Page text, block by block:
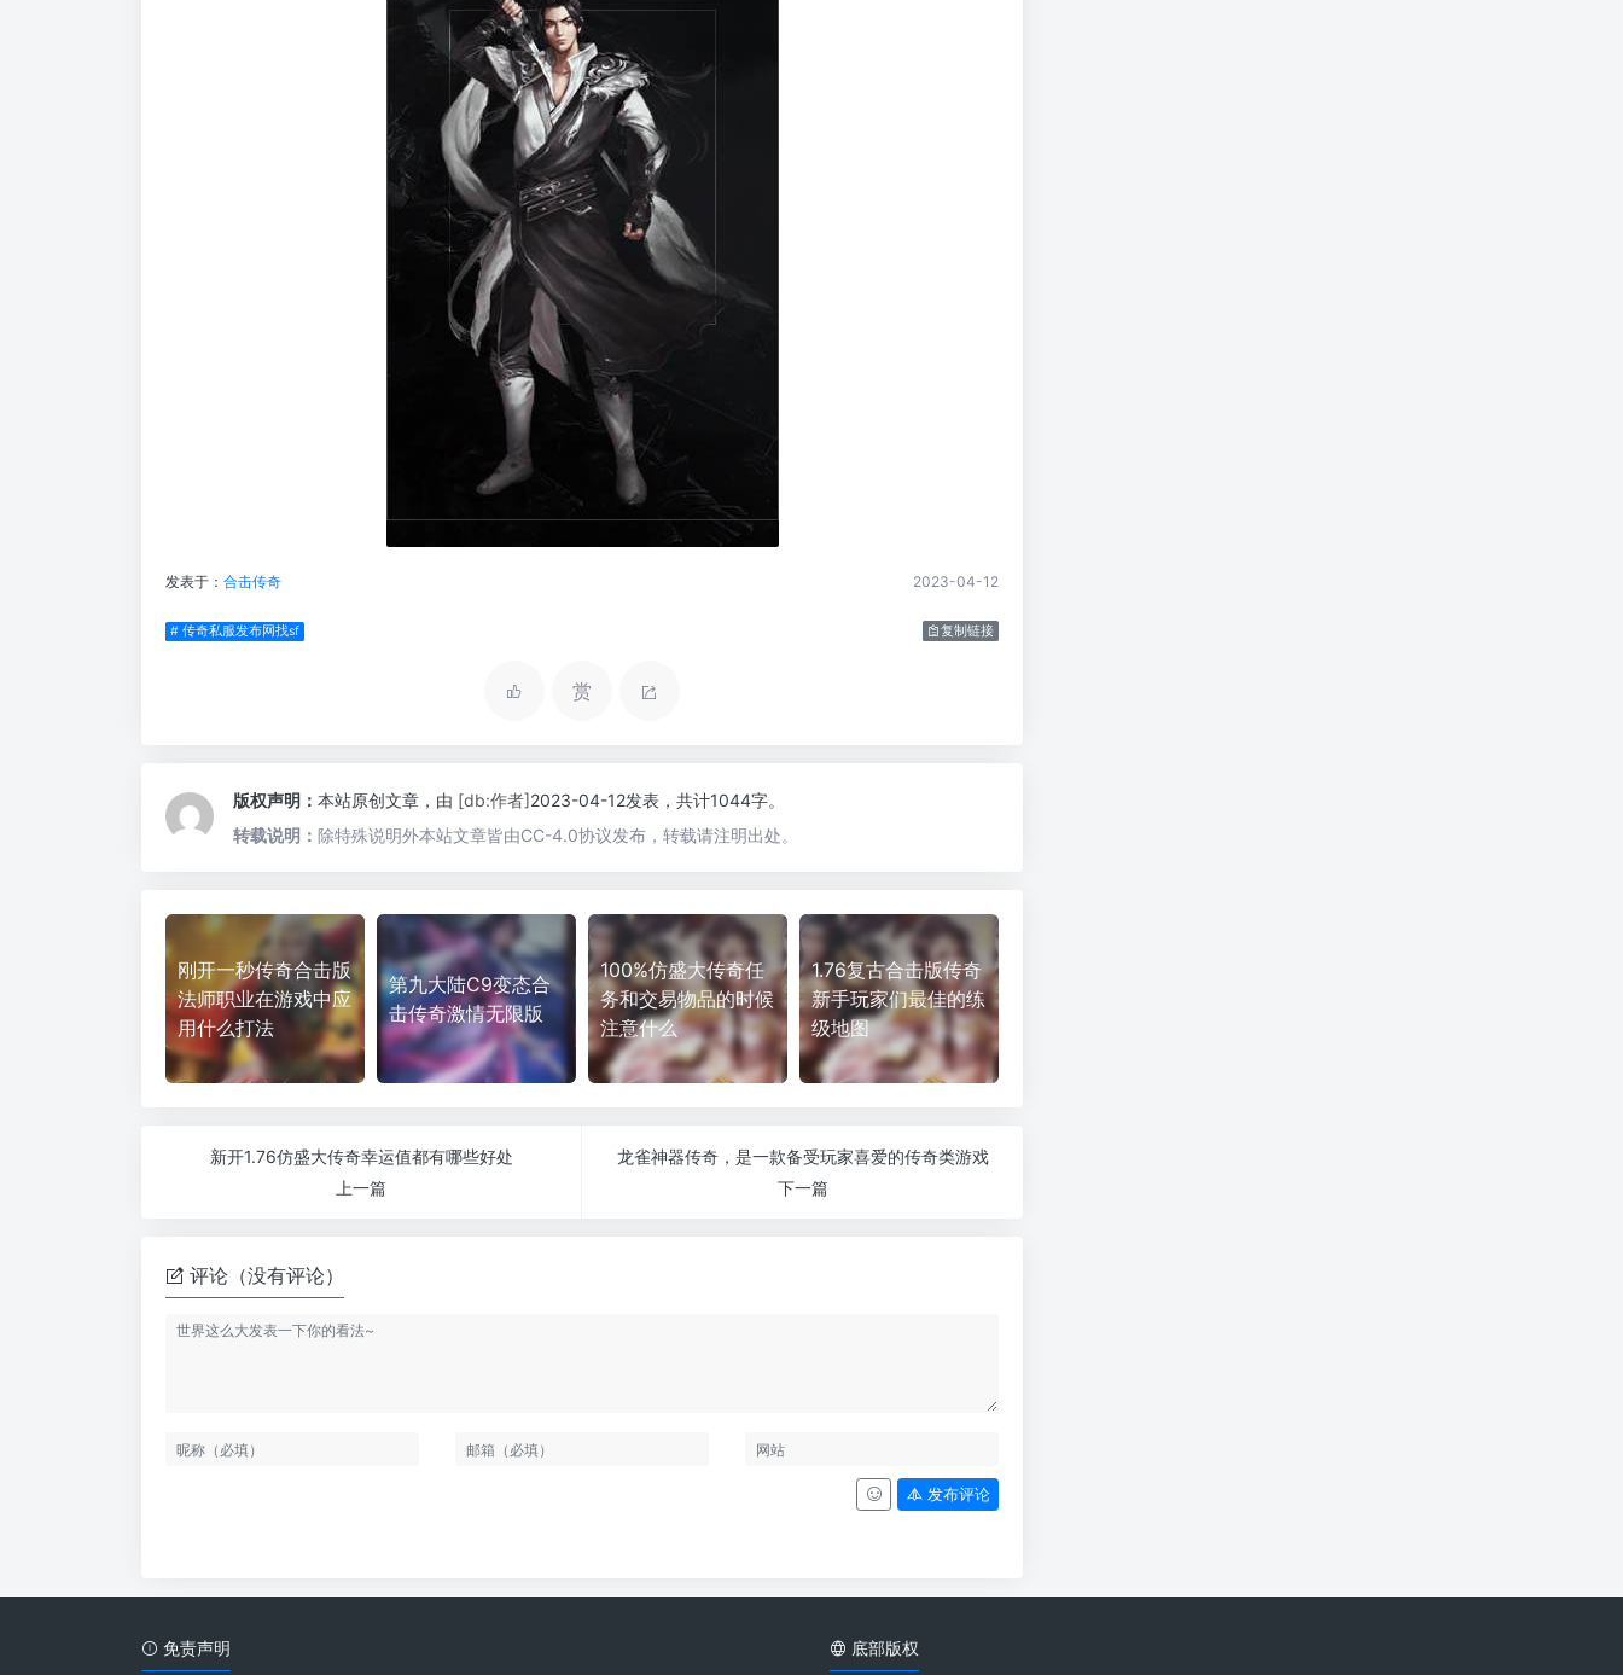
发表于： 合击传奇 2023-04-12
# 传奇私服发布网找sf 复制链接
赏
版权声明： 本站原创文章，由 [db:作者]2023-04-12发表，共计1044字。
转载说明： 除特殊说明外本站文章皆由CC-4.0协议发布，转载请注明出处。
刚开一秒传奇合击版
法师职业在游戏中应
用什么打法
第九大陆C9变态合
击传奇激情无限版
100%仿盛大传奇任
务和交易物品的时候
注意什么
1.76复古合击版传奇
新手玩家们最佳的练
级地图
新开1.76仿盛大传奇幸运值都有哪些好处
上一篇
龙雀神器传奇，是一款备受玩家喜爱的传奇类游戏
下一篇
评论（没有评论）
发布评论
免责声明 底部版权